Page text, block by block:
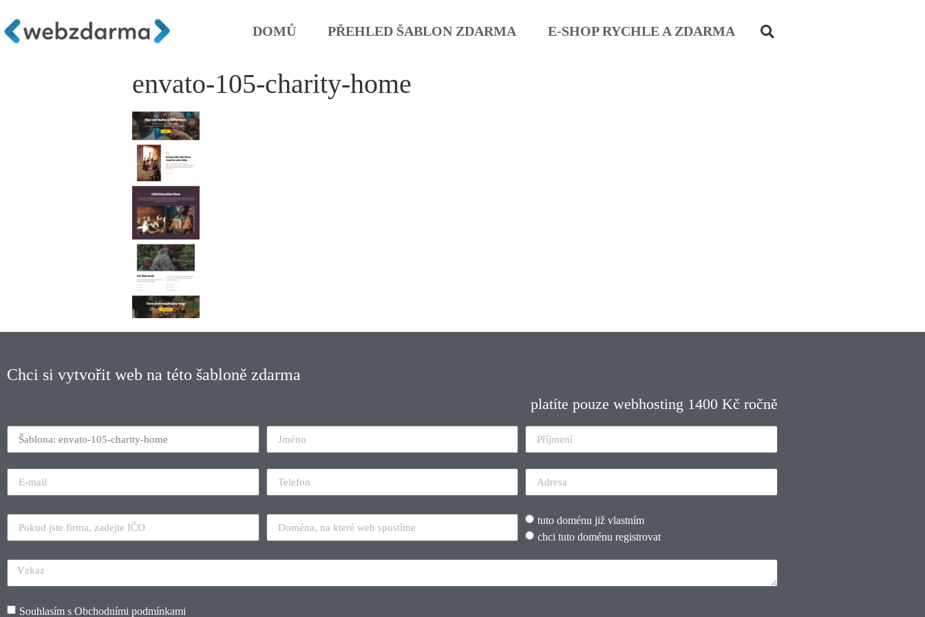
DOMŮ PŘEHLED ŠABLON ZDARMA E-SHOP RYCHLE A ZDARMA
envato-105-charity-home
Chci si vytvořit web na této šabloně zdarma
platíte pouze webhosting 1400 Kč ročně
tuto doménu již vlastním
chci tuto doménu registrovat
Souhlasím s Obchodními podmínkami